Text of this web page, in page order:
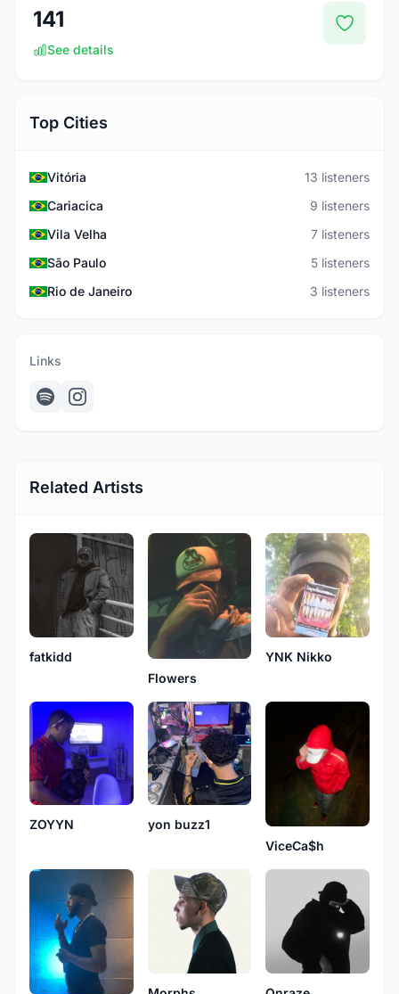
141
See details
Top Cities
Vitória
13 listeners
Cariacica
9 listeners
Vila Velha
7 listeners
São Paulo
5 listeners
Rio de Janeiro
3 listeners
Links
Related Artists
fatkidd
Flowers
YNK Nikko
ZOYYN
yon buzz1
ViceCa$h